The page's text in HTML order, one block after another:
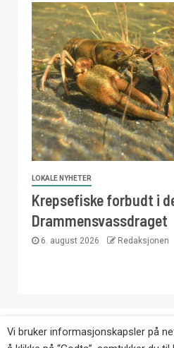
LOKALE NYHETER
Krepsefiske forbudt i
Drammensvassdraget
6. august 2026 Redaksjonen
Copyright ©
Vi bruker informasjonskapsler på